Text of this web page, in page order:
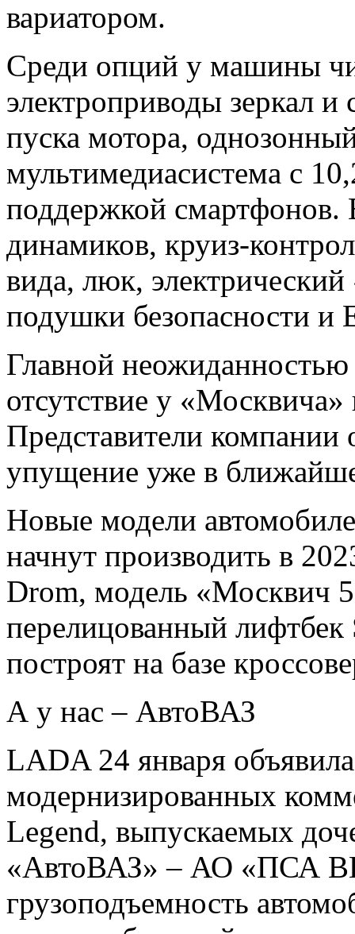
вариатором.
Среди опций у машины
электроприводы зеркал
пуска мотора,
мультимедиасистема с
поддержкой
динамиков, круиз-
вида, люк,
подушки безопасности и
Главной
отсутствие у
Представители компании
упущение уже в
Новые модели
начнут производить в
Drom, модель «Москвич
перелицованный
построят на базе
А у нас – АвтоВАЗ
LADA 24 января
модернизированных
Legend, выпускаемых
«АвтоВАЗ» – АО «ПСА
грузоподъемность